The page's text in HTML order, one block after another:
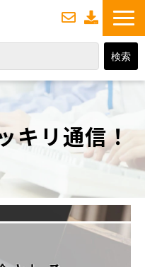
ション
キリ通信
キリ通信！